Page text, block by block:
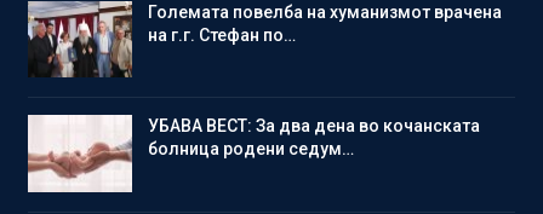
Големата повелба на хуманизмот врачена
на г.г. Стефан по…
УБАВА ВЕСТ: За два дена во кочанската
болница родени седум…